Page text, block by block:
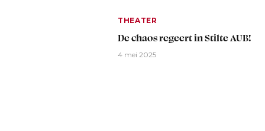
THEATER
De chaos regeert in Stilte AUB!
4 mei 2025